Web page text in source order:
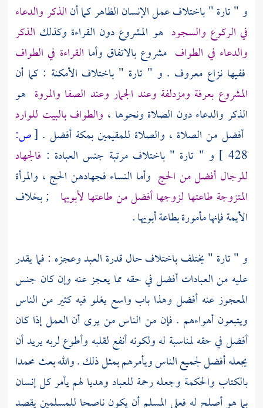
و " تارة " باختلاف عمل الإنسان الظاهر كما أنالذكر والدعاء
في الركوع والسجود هو المشروع دون القراءة وكذلك الذكر
والدعاء في الطواف مشروع بالاتفاق وأما القراءة في الطواف
ففيها نزاع معروف . و " تارة " باختلاف الأمكنة : كما أن
المشروع بعرفة ومزدلفة وعند الجمار وعند الصفا والمروة هو
الذكر والدعاء دون الصلاة ونحوها ، والطواف بالبيت للوارد
أفضل من الصلاة ، والصلاة للمقيمينبمكةأفضل . [ص:
428 ]
و " تارة " باختلاف مرتبة جنس العبادة : فالجهاد
للرجال أفضل من الحج وأما النساء فجهادهن الحج ، والمرأة
المتزوجة طاعتها لزوجها أفضل من طاعتها لأبويها ; بخلاف
الأيمة فإنها مأمورة بطاعة أبويها .
و " تارة " يختلف باختلاف حال قدرة العبد وعجزه : فما يقدر
عليه من العبادات أفضل في حقه مما يعجز عنه وإن كان جنس
المعجوز عنه أفضل وهذا باب واسع يغلو فيه كثير من الناس
ويتبعون أهواءهم . فإن من الناس من يرى أن العمل إذا كان
أفضل في حقه لمناسبة له ولكونه أنفع لقلبه وأطوع لربه يريد أن
يجعله أفضل لجميع الناس ويأمرهم بمثل ذلك . والله بعثمحمدا
بالكتاب والحكمة وجعله رحمة للعباد وهديا لهم يأمر كل إنسان
بما هو أصلح له فعلى المسلم أن يكون ناصحا للمسلمين يقصد